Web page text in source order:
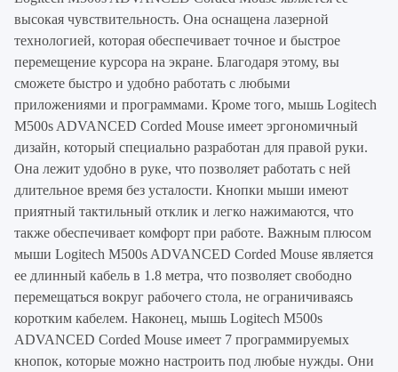
высокая чувствительность. Она оснащена лазерной
технологией, которая обеспечивает точное и быстрое
перемещение курсора на экране. Благодаря этому, вы
сможете быстро и удобно работать с любыми
приложениями и программами. Кроме того, мышь Logitech
M500s ADVANCED Corded Mouse имеет эргономичный
дизайн, который специально разработан для правой руки.
Она лежит удобно в руке, что позволяет работать с ней
длительное время без усталости. Кнопки мыши имеют
приятный тактильный отклик и легко нажимаются, что
также обеспечивает комфорт при работе. Важным плюсом
мыши Logitech M500s ADVANCED Corded Mouse является
ее длинный кабель в 1.8 метра, что позволяет свободно
перемещаться вокруг рабочего стола, не ограничиваясь
коротким кабелем. Наконец, мышь Logitech M500s
ADVANCED Corded Mouse имеет 7 программируемых
кнопок, которые можно настроить под любые нужды. Они